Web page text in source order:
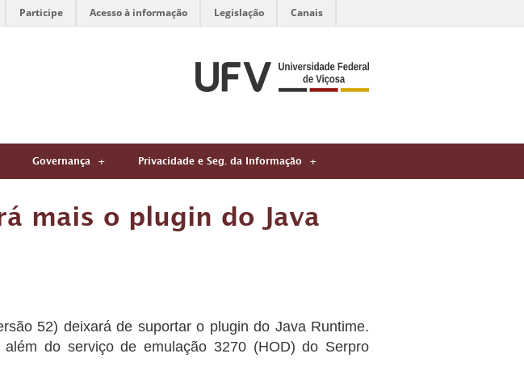
Participe Acesso à informação Legislação Canais
Governança Privacidade e Seg. da Informação
mais o plugin do Java
52) deixará de suportar o plugin do Java Runtime.
do serviço de emulação 3270 (HOD) do Serpro